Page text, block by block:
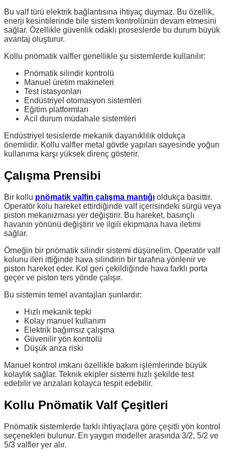
Bu valf türü elektrik bağlantısına ihtiyaç duymaz. Bu özellik,
enerji kesintilerinde bile sistem kontrolünün devam etmesini
sağlar. Özellikle güvenlik odaklı proseslerde bu durum büyük
avantaj oluşturur.
Kollu pnömatik valfler genellikle şu sistemlerde kullanılır:
Pnömatik silindir kontrolü
Manuel üretim makineleri
Test istasyonları
Endüstriyel otomasyon sistemleri
Eğitim platformları
Acil durum müdahale sistemleri
Endüstriyel tesislerde mekanik dayanıklılık oldukça
önemlidir. Kollu valfler metal gövde yapıları sayesinde yoğun
kullanıma karşı yüksek direnç gösterir.
Çalışma Prensibi
Bir kollu pnömatik valfin çalışma mantığı oldukça basittir.
Operatör kolu hareket ettirdiğinde valf içerisindeki sürgü veya
piston mekanizması yer değiştirir. Bu hareket, basınçlı
havanın yönünü değiştirir ve ilgili ekipmana hava iletimi
sağlar.
Örneğin bir pnömatik silindir sistemi düşünelim. Operatör valf
kolunu ileri ittiğinde hava silindirin bir tarafına yönlenir ve
piston hareket eder. Kol geri çekildiğinde hava farklı porta
geçer ve piston ters yönde çalışır.
Bu sistemin temel avantajları şunlardır:
Hızlı mekanik tepki
Kolay manuel kullanım
Elektrik bağımsız çalışma
Güvenilir yön kontrolü
Düşük arıza riski
Manuel kontrol imkanı özellikle bakım işlemlerinde büyük
kolaylık sağlar. Teknik ekipler sistemi hızlı şekilde test
edebilir ve arızaları kolayca tespit edebilir.
Kollu Pnömatik Valf Çeşitleri
Pnömatik sistemlerde farklı ihtiyaçlara göre çeşitli yön kontrol
seçenekleri bulunur. En yaygın modeller arasında 3/2, 5/2 ve
5/3 valfler yer alır.